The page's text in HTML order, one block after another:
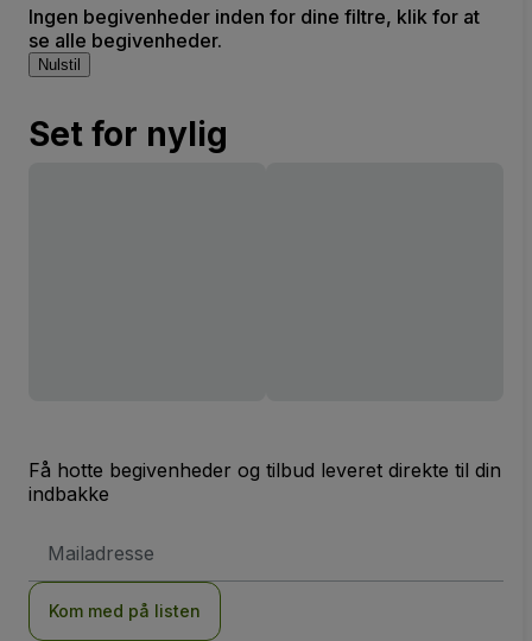
Ingen begivenheder inden for dine filtre, klik for at
se alle begivenheder.
Nulstil
Set for nylig
Få hotte begivenheder og tilbud leveret direkte til din
indbakke
adresse
Kom med på listen